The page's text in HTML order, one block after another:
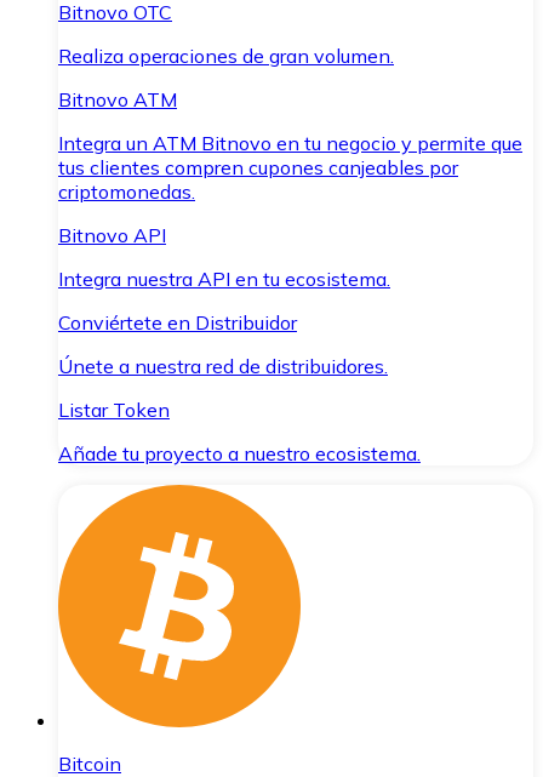
Bitnovo OTC
Realiza operaciones de gran volumen.
Bitnovo ATM
Integra un ATM Bitnovo en tu negocio y permite que
tus clientes compren cupones canjeables por
criptomonedas.
Bitnovo API
Integra nuestra API en tu ecosistema.
Conviértete en Distribuidor
Únete a nuestra red de distribuidores.
Listar Token
Añade tu proyecto a nuestro ecosistema.
Bitcoin